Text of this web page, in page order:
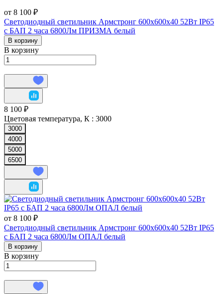
от 8 100 ₽
Светодиодный светильник Армстронг 600х600х40 52Вт IP65
с БАП 2 часа 6800Лм ПРИЗМА белый
В корзину
В корзину
8 100 ₽
Цветовая температура, К : 3000
3000
4000
5000
6500
от 8 100 ₽
Светодиодный светильник Армстронг 600х600х40 52Вт IP65
с БАП 2 часа 6800Лм ОПАЛ белый
В корзину
В корзину